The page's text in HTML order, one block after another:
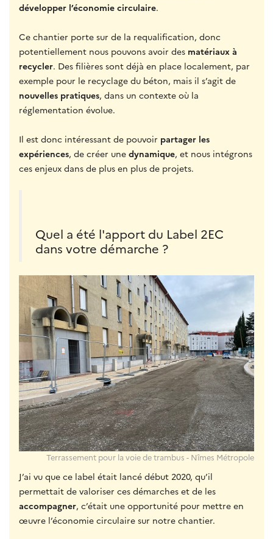
développer l’économie circulaire.
Ce chantier porte sur de la requalification, donc
potentiellement nous pouvons avoir des matériaux à
recycler. Des filières sont déjà en place localement, par
exemple pour le recyclage du béton, mais il s’agit de
nouvelles pratiques, dans un contexte où la
réglementation évolue.
Il est donc intéressant de pouvoir partager les
expériences, de créer une dynamique, et nous intégrons
ces enjeux dans de plus en plus de projets.
Quel a été l'apport du Label 2EC
dans votre démarche ?
Terrassement pour la voie de trambus - Nîmes Métropole
J’ai vu que ce label était lancé début 2020, qu’il
permettait de valoriser ces démarches et de les
accompagner, c’était une opportunité pour mettre en
œuvre l’économie circulaire sur notre chantier.